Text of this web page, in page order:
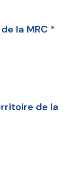
la MRC *
de la